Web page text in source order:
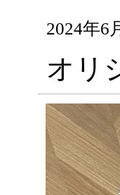
2024年6
オリ